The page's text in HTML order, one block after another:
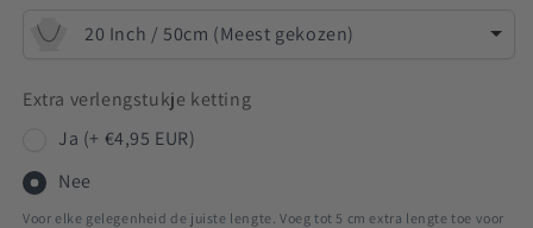
20 Inch / 50cm (Meest gekozen)
Extra verlengstukje ketting
Ja (+ €4,95 EUR)
Nee
Voor elke gelegenheid de juiste lengte. Voeg tot 5 cm extra lengte toe voor